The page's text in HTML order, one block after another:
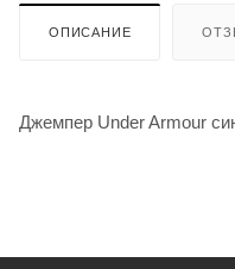
ОПИСАНИЕ
Джемпер Under Armour